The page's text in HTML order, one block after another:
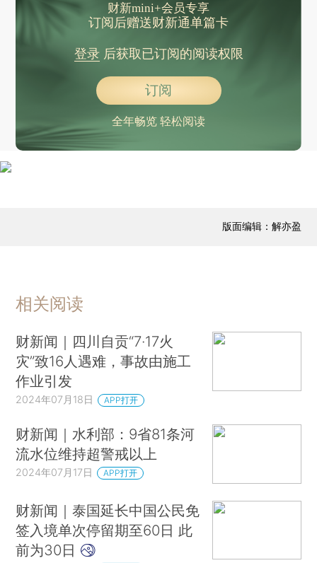
财新mini+会员专享
订阅后赠送财新通单篇卡
登录后获取已订阅的阅读权限
订阅
全年畅览 轻松阅读
版面编辑：解亦盈
相关阅读
财新闻｜四川自贡“7·17火
灾”致16人遇难，事故由施工
作业引发
2024年07月18日 APP打开
财新闻｜水利部：9省81条河
流水位维持超警戒以上
2024年07月17日 APP打开
财新闻｜泰国延长中国公民免
签入境单次停留期至60日 此
前为30日